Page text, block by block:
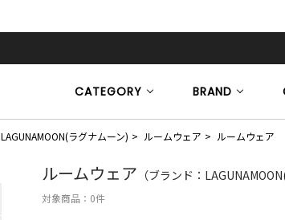
CATEGORY BRAND
LAGUNAMOON(ラグナムーン) ルームウェア ルームウェア
ルームウェア （ブランド：
対象商品： 0件